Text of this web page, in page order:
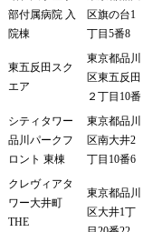
部付属病院 入
院棟
区旗の台1
丁目5番8
東五反田スク
エア
東京都品川
区東五反田
２丁目10番
シティタワー
品川パークフ
ロント 東棟
東京都品川
区南大井2
丁目10番6
クレヴィアタ
ワー大井町
THE
東京都品川
区大井1丁